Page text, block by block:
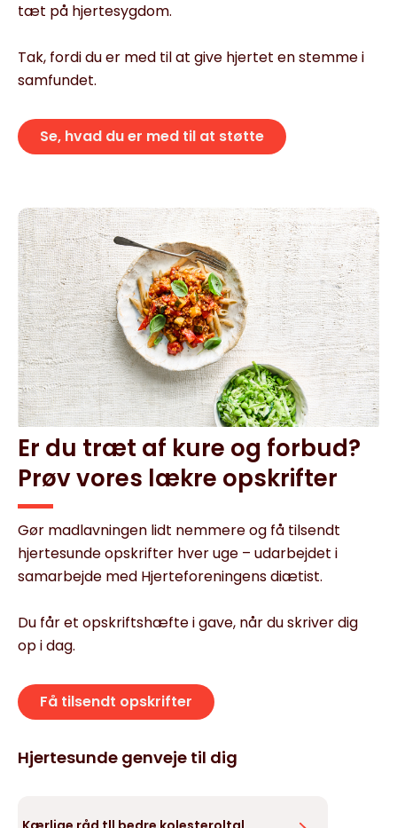
tæt på hjertesygdom.
Tak, fordi du er med til at give hjertet en stemme i
samfundet.
Se, hvad du er med til at støtte
Er du træt af kure og forbud?
Prøv vores lækre opskrifter
Gør madlavningen lidt nemmere og få tilsendt
hjertesunde opskrifter hver uge – udarbejdet i
samarbejde med Hjerteforeningens diætist.
Du får et opskriftshæfte i gave, når du skriver dig
op i dag.
Få tilsendt opskrifter
Hjertesunde genveje til dig